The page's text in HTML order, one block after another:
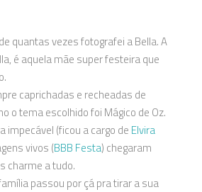
quantas vezes fotografei a Bella. A
é aquela mãe super festeira que
caprichadas e recheadas de
o tema escolhido foi Mágico de Oz.
impecável (ficou a cargo de Elvira
vivos (BBB Festa) chegaram
charme a tudo.
passou por çá pra tirar a sua